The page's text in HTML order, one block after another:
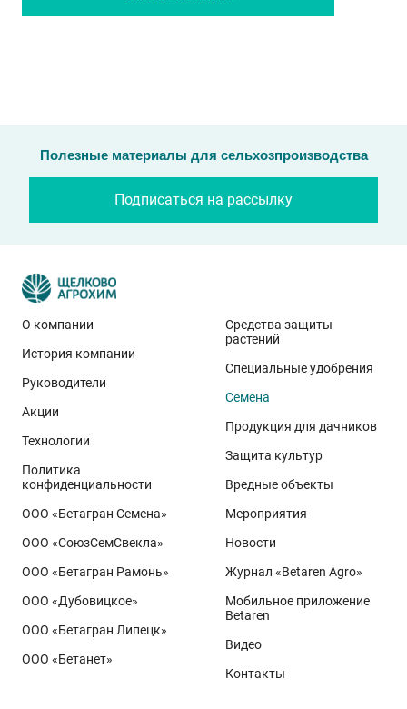
Полезные материалы для сельхозпроизводства
Подписаться на рассылку
О компании
История компании
Руководители
Акции
Технологии
Политика
конфиденциальности
ООО «Бетагран Семена»
ООО «СоюзСемСвекла»
ООО «Бетагран Рамонь»
ООО «Дубовицкое»
ООО «Бетагран Липецк»
ООО «Бетанет»
Средства защиты
растений
Специальные удобрения
Семена
Продукция для дачников
Защита культур
Вредные объекты
Мероприятия
Новости
Журнал «Betaren Agro»
Мобильное приложение
Betaren
Видео
Контакты